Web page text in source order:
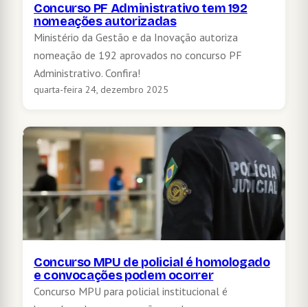
Concurso PF Administrativo tem 192
nomeações autorizadas
Ministério da Gestão e da Inovação autoriza
nomeação de 192 aprovados no concurso PF
Administrativo. Confira!
quarta-feira 24, dezembro 2025
Concurso MPU de policial é homologado
e convocações podem ocorrer
Concurso MPU para policial institucional é